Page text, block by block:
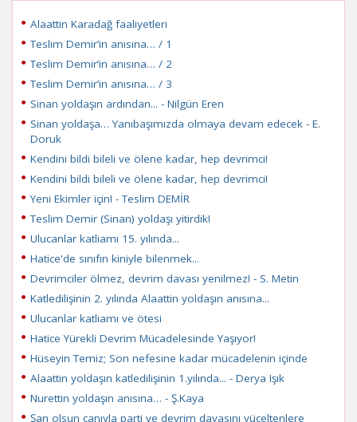
Alaattin Karadağ faaliyetleri
Teslim Demir’in anısına… / 1
Teslim Demir’in anısına… / 2
Teslim Demir’in anısına… / 3
Sinan yoldaşın ardından... - Nilgün Eren
Sinan yoldaşa… Yanıbaşımızda olmaya devam edecek - E.
Doruk
Kendini bildi bileli ve ölene kadar, hep devrimci!
Kendini bildi bileli ve ölene kadar, hep devrimci!
Yeni Ekimler için! - Teslim DEMİR
Teslim Demir (Sinan) yoldaşı yitirdik!
Ulucanlar katliamı 15. yılında...
Hatice'de sınıfın kiniyle bilenmek...
Devrimciler ölmez, devrim davası yenilmez! - S. Metin
Katledilişinin 2. yılında Alaattin yoldaşın anısına...
Ulucanlar katliamı ve ötesi
Hatice Yürekli Devrim Mücadelesinde Yaşıyor!
Hüseyin Temiz; Son nefesine kadar mücadelenin içinde
Alaattin yoldaşın katledilişinin 1.yılında... - Derya Işık
Nurettin yoldaşın anısına… - Ş.Kaya
Şan olsun canıyla parti ve devrim davasını yüceltenlere